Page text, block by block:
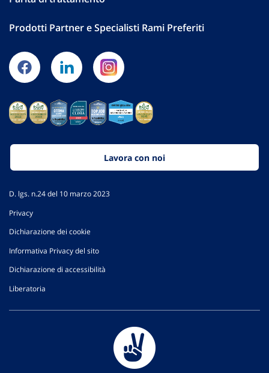
Prodotti Partner e Specialisti Rami Preferiti
Lavora con noi
D. lgs. n.24 del 10 marzo 2023
Privacy
Dichiarazione dei cookie
Informativa Privacy del sito
Dichiarazione di accessibilità
Liberatoria